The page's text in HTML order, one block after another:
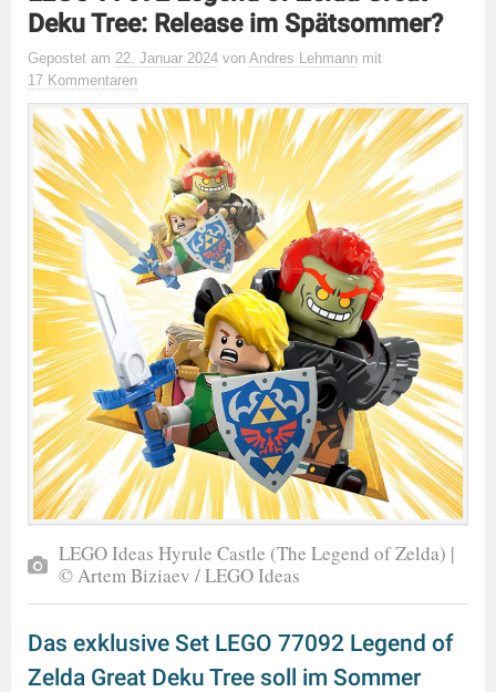
Deku Tree: Release im Spätsommer?
Gepostet am 22. Januar 2024 von Andres Lehmann mit
17 Kommentaren
LEGO Ideas Hyrule Castle (The Legend of Zelda) |
© Artem Biziaev / LEGO Ideas
Das exklusive Set LEGO 77092 Legend of
Zelda Great Deku Tree soll im Sommer